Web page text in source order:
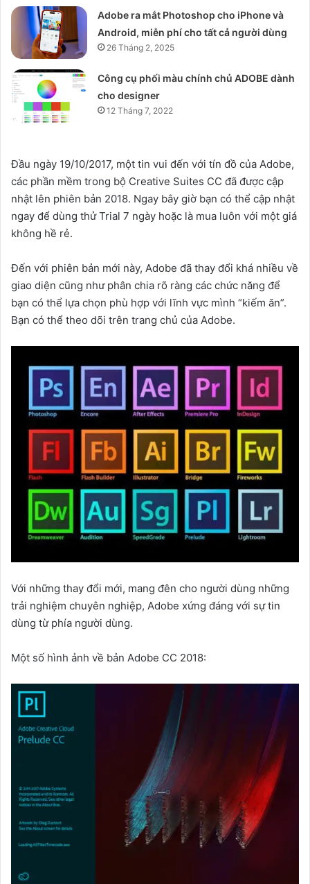
Adobe ra mắt Photoshop cho iPhone và
Android, miễn phí cho tất cả người dùng
26 Tháng 2, 2025
Công cụ phối màu chính chủ ADOBE dành
cho designer
12 Tháng 7, 2022
Đầu ngày 19/10/2017, một tin vui đến với tín đồ của Adobe,
các phần mềm trong bộ Creative Suites CC đã được cập
nhật lên phiên bản 2018. Ngay bây giờ bạn có thể cập nhật
ngay để dùng thử Trial 7 ngày hoặc là mua luôn với một giá
không hề rẻ.
Đến với phiên bản mới này, Adobe đã thay đổi khá nhiều về
giao diện cũng như phân chia rõ ràng các chức năng để
bạn có thể lựa chọn phù hợp với lĩnh vực mình “kiếm ăn”.
Bạn có thể theo dõi trên trang chủ của Adobe.
Với những thay đổi mới, mang đên cho người dùng những
trải nghiệm chuyên nghiệp, Adobe xứng đáng với sự tin
dùng từ phía người dùng.
Một số hình ảnh về bản Adobe CC 2018: